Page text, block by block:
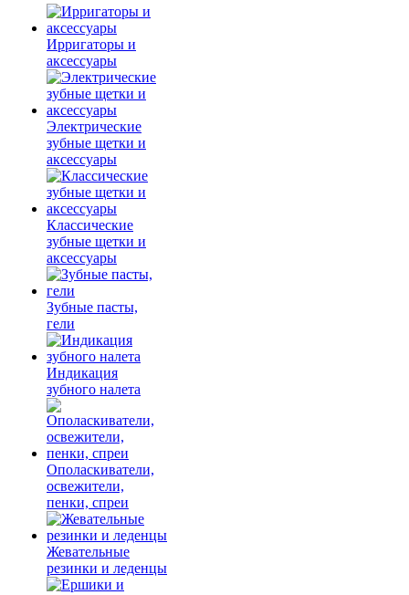
Ирригаторы и
аксессуары
Электрические
зубные щетки и
аксессуары
Классические
зубные щетки и
аксессуары
Зубные пасты,
гели
Индикация
зубного налета
Ополаскиватели,
освежители,
пенки, спреи
Жевательные
резинки и леденцы